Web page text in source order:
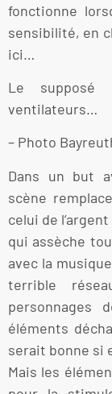
fonctionne
sensibilité, en
ici…
Le
ventilateurs…
– Photo
Dans un but
scène
celui de
qui assèche
avec la
terrible
éléments
serait bonne si
Mais les